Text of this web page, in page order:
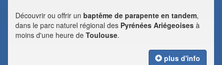
Découvrir ou offrir un baptême de parapente en tandem,
dans le parc naturel régional des Pyrénées Ariégeoises à
moins d'une heure de Toulouse.
plus d'info